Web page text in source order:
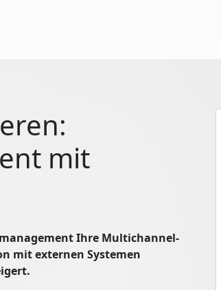
mit
Ihre Multichannel-
mit externen Systemen